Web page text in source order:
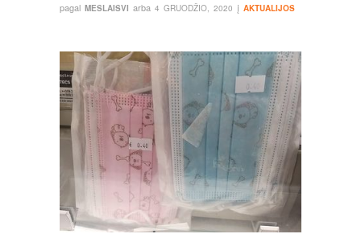
pagal MESLAISVI arba 4 GRUODŽIO, 2020 į AKTUALIJOS